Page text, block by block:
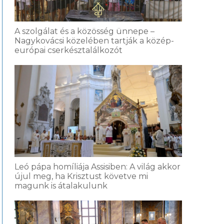
A szolgálat és a közösség ünnepe –
Nagykovácsi közelében tartják a közép-
európai cserkésztalálkozót
Leó pápa homíliája Assisiben: A világ akkor
újul meg, ha Krisztust követve mi
magunk is átalakulunk